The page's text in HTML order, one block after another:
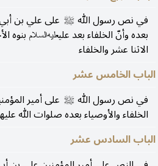
في نص رسول الله صلى‌الله‌عليه‌وآله على علي بن
بعده وأنّ الخلفاء بعد عليعليه‌السلام بنوه
الاثنا عشر والخلفاء
الباب الخامس عشر
في نص رسول الله صلى‌الله‌عليه‌وآله على أمير
الخلفاء والأوصياء بعده صلوات الله
الباب السادس عشر